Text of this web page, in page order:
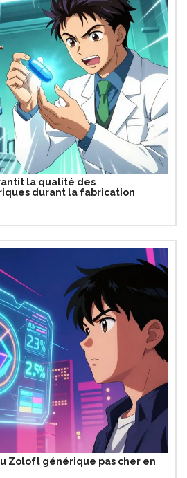
la qualité des
durant la fabrication
Zoloft générique pas cher en